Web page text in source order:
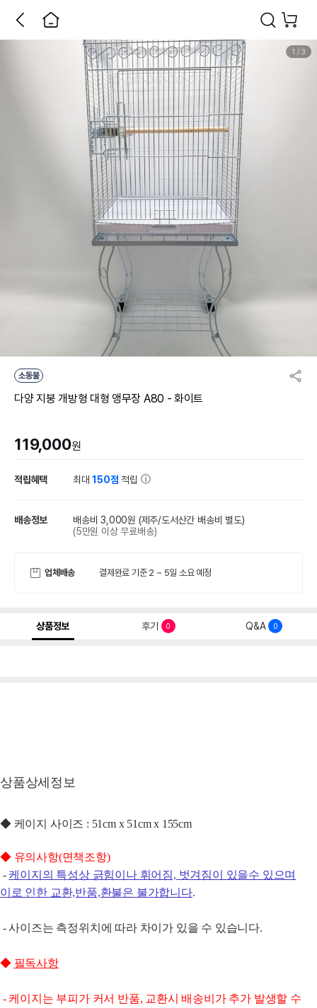
1 / 3
소동물
다양 지붕 개방형 대형 앵무장 A80 - 화이트
119,000원
적립혜택 최대150점 적립
배송정보 배송비 3,000원 (제주/도서산간 배송비 별도)
(5만원 이상 무료배송)
업체배송 결제완료 기준 2 ~ 5일 소요 예정
상품정보 후기 0 Q&A 0
상품상세정보
◆ 케이지 사이즈 : 51cm x 51cm x 155cm
◆ 유의사항(면책조항)
- 케이지의 특성상 긁힘이나 휘어짐, 벗겨짐이 있을수 있으며
이로 인한 교환,반품,환불은 불가합니다.
-사이즈는 측정위치에 따라 차이가 있을 수 있습니다.
◆ 필독사항
- 케이지는 부피가 커서 반품, 교환시 배송비가 추가 발생할 수